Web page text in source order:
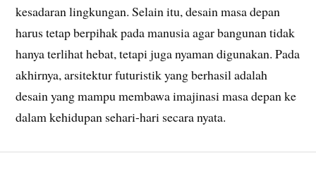
kesadaran lingkungan. Selain itu, desain masa depan
harus tetap berpihak pada manusia agar bangunan tidak
hanya terlihat hebat, tetapi juga nyaman digunakan. Pada
akhirnya, arsitektur futuristik yang berhasil adalah
desain yang mampu membawa imajinasi masa depan ke
dalam kehidupan sehari-hari secara nyata.